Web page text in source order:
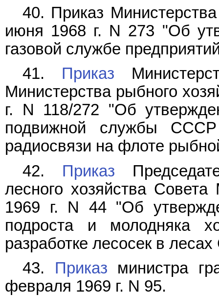
40. Приказ
июня 1968 г. N 273 "Об
газовой службе
41. Приказ
Министерства рыбного
г. N 118/272 "Об
подвижной службы
радиосвязи на флоте
42. Приказ
лесного хозяйства
1969 г. N 44 "Об
подроста и молодняка
разработке лесосек в
43. Приказ министра
февраля 1969 г. N 95.